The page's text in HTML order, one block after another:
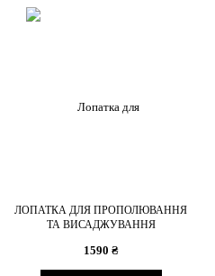
ЛОПАТКА ДЛЯ ПРОПОЛЮВАННЯ
ТА ВИСАДЖУВАННЯ
1590 ₴